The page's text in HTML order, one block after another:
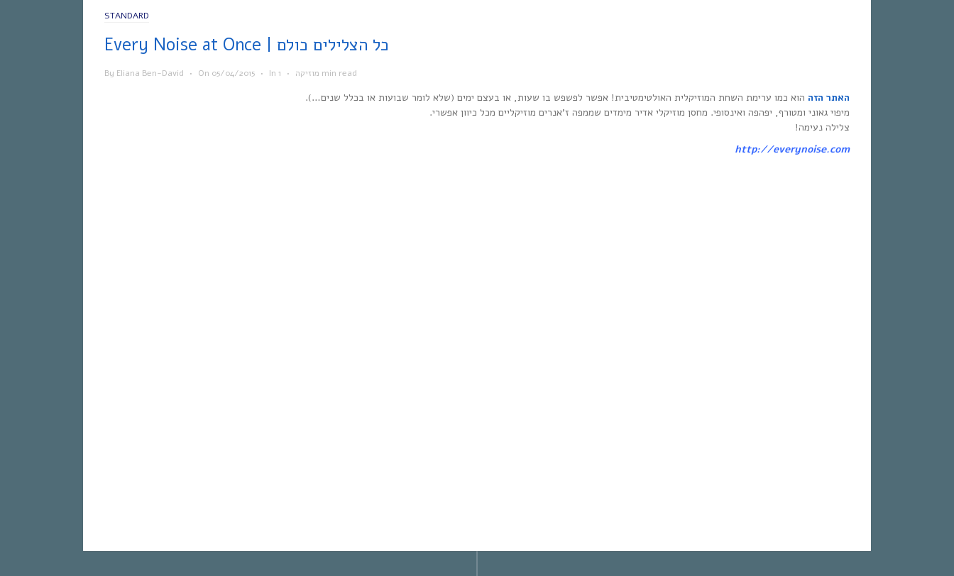
STANDARD
Every Noise at Once | כל הצלילים כולם
By Eliana Ben-David • On 05/04/2015 • In מוזיקה • 1 min read
האתר הזה הוא כמו ערימת השחת המוזיקלית האולטימטיבית! אפשר לפשפש בו שעות, או בעצם ימים (שלא לומר שבועות או בכלל שנים…).
מיפוי גאוני ומטורף, יפהפה ואינסופי. מחסן מוזיקלי אדיר מימדים שממפה ז’אנרים מוזיקליים מכל כיוון אפשרי.
צלילה נעימה!
http://everynoise.com